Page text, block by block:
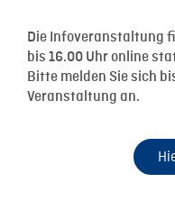
Die Infoveranstaltung
bis 16.00 Uhr online
Bitte melden Sie sich
Veranstaltung an.